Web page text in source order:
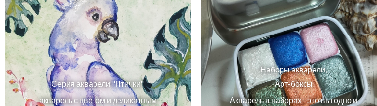
Серия акварели "Птички"
акварель с цветом и деликатным
Наборы акварели,
Арт-боксы
Акварель в наборах - это выгодно и